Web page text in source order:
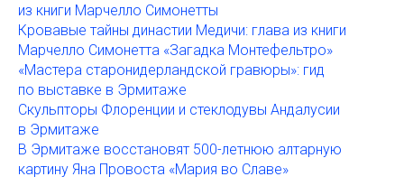
из книги Марчелло Симонетты
Кровавые тайны династии Медичи: глава из книги
Марчелло Симонетта «Загадка Монтефельтро»
«Мастера старонидерландской гравюры»: гид
по выставке в Эрмитаже
Скульпторы Флоренции и стеклодувы Андалусии
в Эрмитаже
В Эрмитаже восстановят 500-летнюю алтарную
картину Яна Провоста «Мария во Славе»